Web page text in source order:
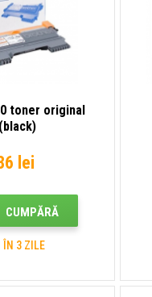
toner original
lei
CUMPĂRĂ
ÎN 3 ZILE